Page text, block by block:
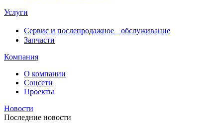
Услуги
Сервис и послепродажное обслуживание
Запчасти
Компания
О компании
Соцсети
Проекты
Новости
Последние новости